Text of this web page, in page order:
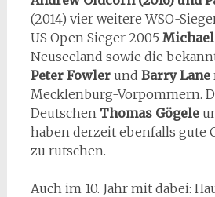
(2014) vier weitere WSO-
US Open Sieger 2005
Neuseeland sowie die
Peter Fowlerund Barry Lane
Mecklenburg-Vorpommern.
Deutschen Thomas Gögele
haben derzeit ebenfalls gute
zu rutschen.
Auch im 10. Jahr mit dabei: